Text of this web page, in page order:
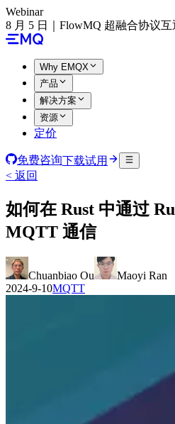
Webinar
8 月 5 日｜FlowMQ 超融合协议
Why EMQX
产品
解决方案
资源
定价
免费咨询下载试用
< 返回
如何在 Rust 中通过
MQTT 通信
Chuanbiao Ou
Maoyi Ran
2024-9-10MQTT